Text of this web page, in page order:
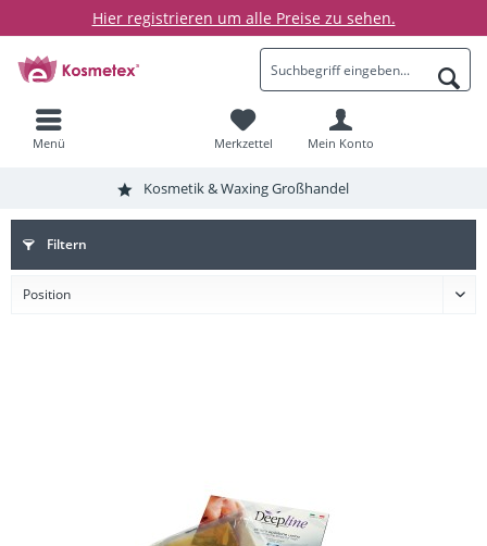
Hier registrieren um alle Preise zu sehen.
Kosmetik & Waxing Großhandel
Menü Merkzettel Mein Konto
Filtern